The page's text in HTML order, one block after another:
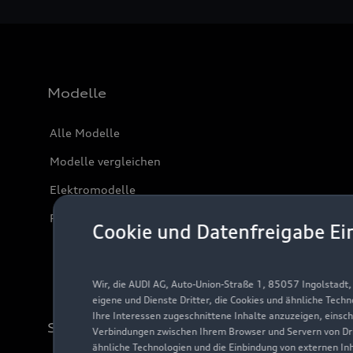
Cookie und Datenfreigabe
Wir, die AUDI AG, Auto-Union-Straße 1, 85057
eigene und Dienste Dritter, die Cookies und ähnliche
Ihre Interessen zugeschnittene Inhalte anzuzeigen,
Verbindungen zwischen Ihrem Browser und Servern von
ähnliche Technologien und die Einbindung von externen
Modelle
Alle Modelle
Modelle vergleichen
Elektromodelle
Plug-in-Hybride
Support